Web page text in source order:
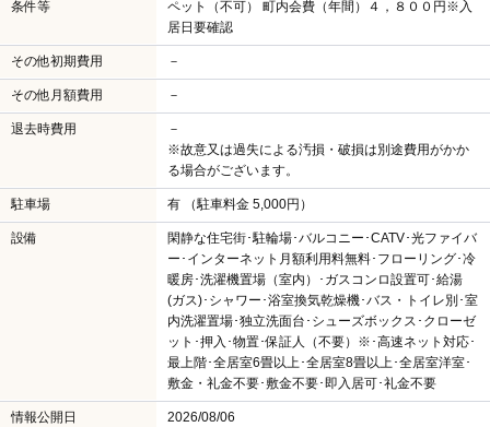
条件等
ペット（不可） 町内会費（年間）４，８００円※入
居日要確認
その他初期費用 －
その他月額費用 －
退去時費用
－
※故意又は過失による汚損・破損は別途費用がかか
る場合がございます。
駐車場 有 （駐車料金 5,000円）
設備
閑静な住宅街･駐輪場･バルコニー･CATV･光ファイバ
ー･インターネット月額利用料無料･フローリング･冷
暖房･洗濯機置場（室内）･ガスコンロ設置可･給湯
(ガス)･シャワー･浴室換気乾燥機･バス・トイレ別･室
内洗濯置場･独立洗面台･シューズボックス･クローゼ
ット･押入･物置･保証人（不要）※･高速ネット対応･
最上階･全居室6畳以上･全居室8畳以上･全居室洋室･
敷金・礼金不要･敷金不要･即入居可･礼金不要
情報公開日 2026/08/06